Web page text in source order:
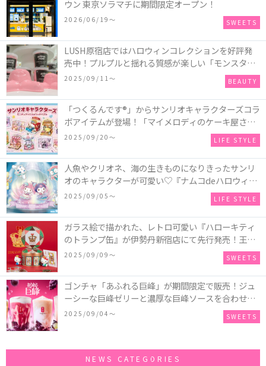
ウン 東京ソラマチに期間限定オープン！
2026/06/19〜 SWEETS
LUSH原宿店ではハロウィンコレクションを好評発
売中！プルプルと揺れる質感が楽しい「モンスター
オクトパス」や定番の「ゴースティー」「パンキン
2025/09/11〜 BEAUTY
「つくるんです®」からサンリオキャラクターズコラ
ボアイテムが登場！「マイメロディのケーキ屋さ
ん」などミニチュアハウス8種類と、「シナモロール
のメリーゴーランド」などオルゴールで動く仕掛け
付きのウッドパズル2種類♪
2025/09/20〜 LIFE STYLE
人魚やクリオネ、海の生きものになりきったサンリ
オのキャラクターが可愛い♡『ナムコdeハロウィン
2025～マーメイドファンタジー～』全国のアミュー
ズメント施設「ナムコ」「ナムコオンラインクレー
ン」で開催！
2025/09/05〜 LIFE STYLE
ガラス絵で描かれた、レトロ可愛い『ハローキティ
のトランプ缶』が伊勢丹新宿店にて先行発売！王冠
キティのフィギュア、キティトランプのステッカー
2025/09/09〜 SWEETS
ゴンチャ「あふれる巨峰」が期間限定で販売！ジュ
ーシーな巨峰ゼリーと濃厚な巨峰ソースを合わせた
ミルクティー、ティーエード、ジェラッティー、ス
2025/09/04〜 SWEETS
NEWS CATEGORIES